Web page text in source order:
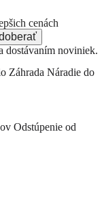
cenách
dostávaním noviniek.
Záhrada Náradie do
Odstúpenie od